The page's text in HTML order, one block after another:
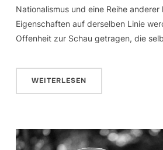
Nationalismus und eine Reihe
Eigenschaften auf derselben Linie
Offenheit zur Schau getragen, die
WEITERLESEN